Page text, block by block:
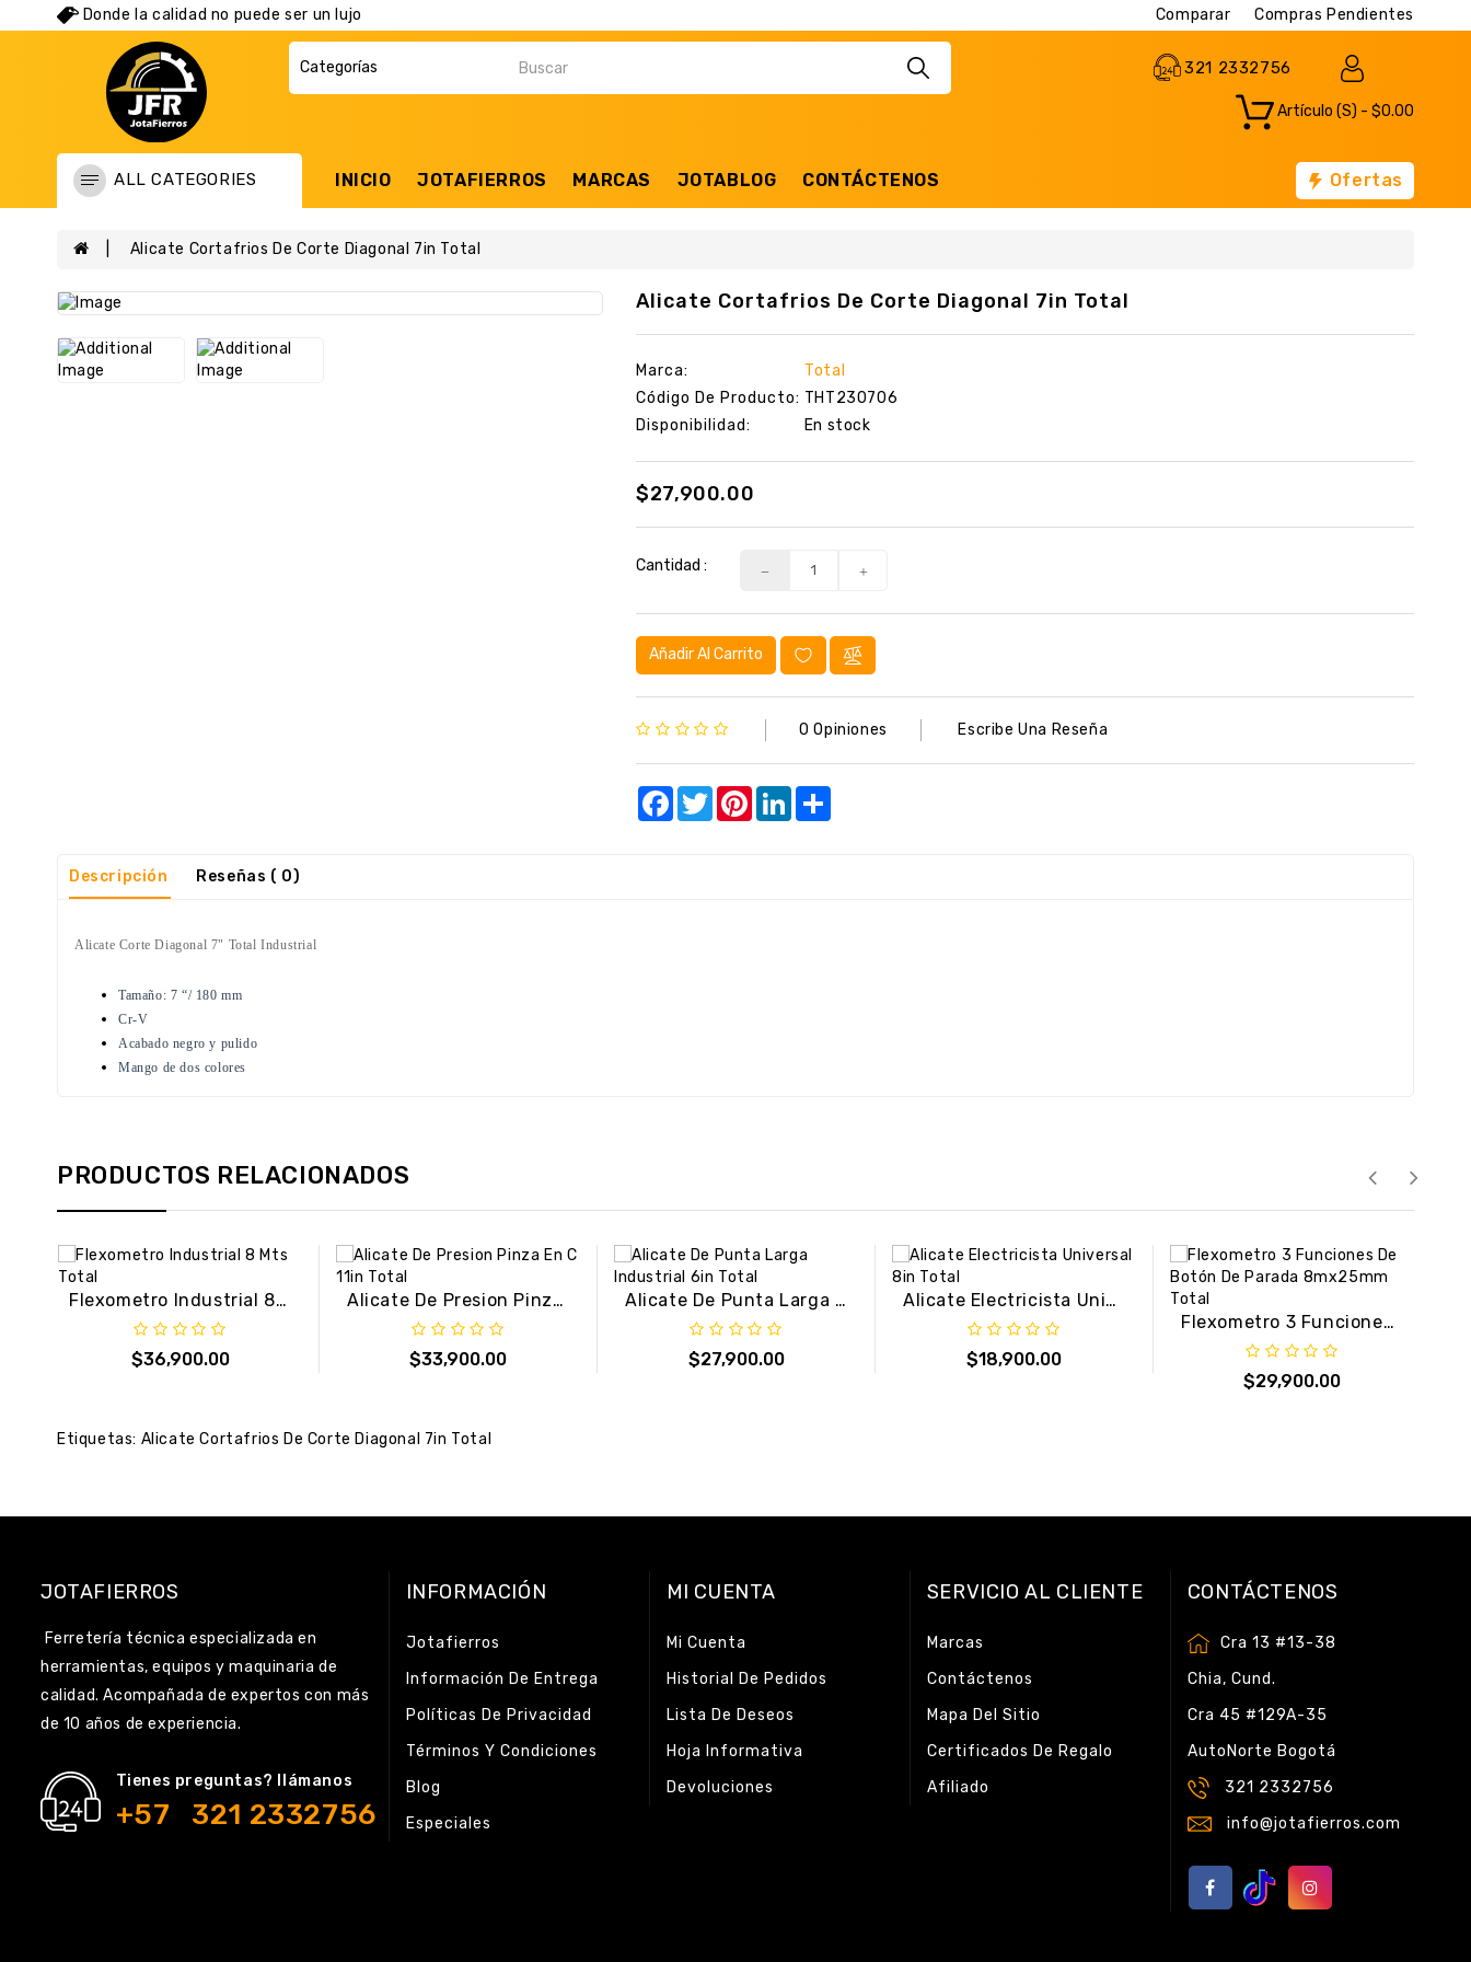
Donde la calidad no puede ser un lujo Comparar Compras Pendientes
321 2332756
Artículo (s) - $0.00
ALL CATEGORIES INICIO JOTAFIERROS MARCAS JOTABLOG CONTÁCTENOS Ofertas
Alicate Cortafrios De Corte Diagonal 7in Total
Alicate Cortafrios De Corte Diagonal 7in Total
Marca:
Total
Código De Producto: THT230706
Disponibilidad:
En stock
$27,900.00
Cantidad :
Añadir Al Carrito
0 Opiniones Escribe Una Reseña
Facebook
TwitterPinterestLinkedIn
Descripción Reseñas ( 0)
Alicate Corte Diagonal 7" Total Industrial
Tamaño: 7 “/ 180 mm
Cr-V
Acabado negro y pulido
Mango de dos colores
PRODUCTOS RELACIONADOS
Flexometro Industrial 8 Mts Total
$36,900.00
Alicate De Presion Pinza En C 11in Total
$33,900.00
Alicate De Punta Larga Industrial 6in Total
$27,900.00
Alicate Electricista Universal 8in Total
$18,900.00
Flexometro 3 Funciones De Botón De Parada 8mx25mm Total
$29,900.00
Etiquetas: Alicate Cortafrios De Corte Diagonal 7in Total
JOTAFIERROS
Ferretería técnica especializada en
herramientas, equipos y maquinaria de
calidad. Acompañada de expertos con más
de 10 años de experiencia.
Tienes preguntas? llámanos
+57 321 2332756
INFORMACIÓN
Jotafierros
Información De Entrega
Políticas De Privacidad
Términos Y Condiciones
Blog
Especiales
MI CUENTA
Mi Cuenta
Historial De Pedidos
Lista De Deseos
Hoja Informativa
Devoluciones
SERVICIO AL CLIENTE
Marcas
Contáctenos
Mapa Del Sitio
Certificados De Regalo
Afiliado
CONTÁCTENOS
Cra 13 #13-38
Chia, Cund.
Cra 45 #129A-35
AutoNorte Bogotá
321 2332756
info@jotafierros.com